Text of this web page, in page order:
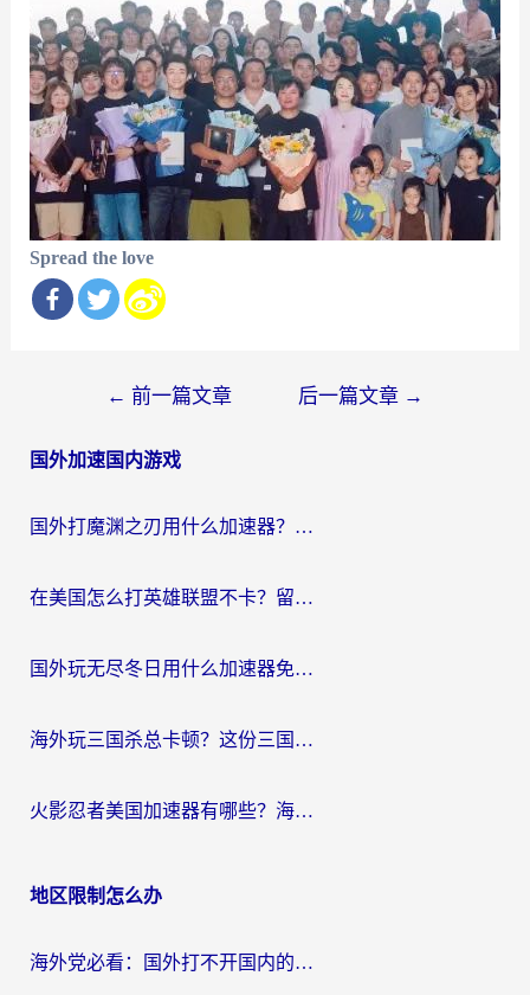
Spread the love
导
← 前一篇文章 后一篇文章 →
国外加速国内游戏
国外打魔渊之刃用什么加速器？2026海外玩家国服游戏加速全攻略（附闪耀暖暖&复苏的魔女避坑指南）
在美国怎么打英雄联盟不卡？留学生亲测的国服游戏加速全攻略
国外玩无尽冬日用什么加速器免费？海外党国服游戏加速避坑指南
海外玩三国杀总卡顿？这份三国杀游戏加速器指南帮你告别延迟烦恼
火影忍者美国加速器有哪些？海外党亲测的国服游戏加速全攻略（含菲律宾玩三国之刃守望黎明技巧）
地区限制怎么办
海外党必看：国外打不开国内的app怎么办？3步解决你的乡愁